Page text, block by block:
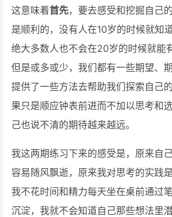
这意味着首先，要去感受和挖掘自己
是顺利的，没有人在10岁的时候就知
绝大多数人也不会在20岁的时候就能
但是或多或少，我们都有一些期望、
提供了一些方法去帮助我们探索自己
果只是顺应钟表前进而不加以思考和
己也说不清的期待越来越远。
我这两期练习下来的感受是，原来自
容易随风飘逝，原来我对思考的实践
我不花时间和精力每天坐在桌前通过
沉淀，我就不会知道自己那些想法里潜